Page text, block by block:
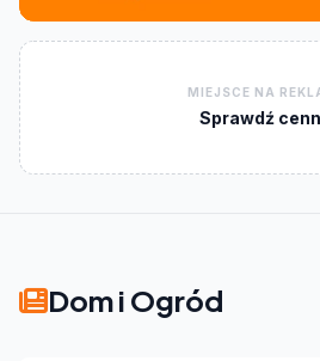
MIEJSCE NA
Sprawdź
Dom i Ogród